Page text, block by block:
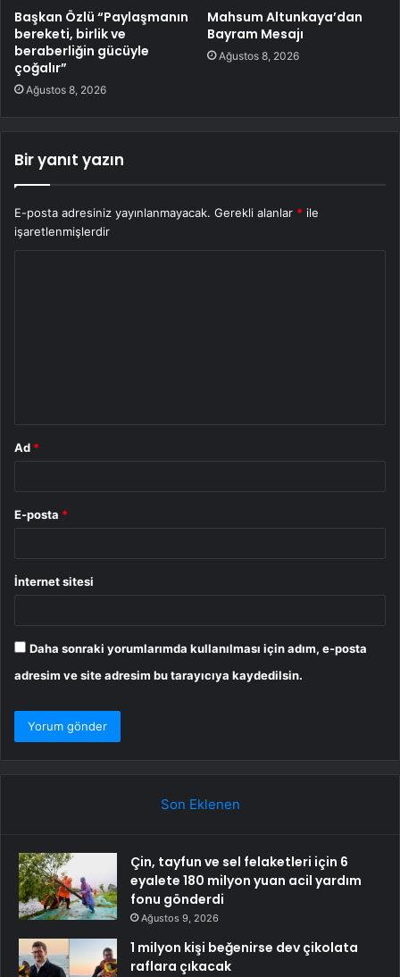
Başkan Özlü “Paylaşmanın
bereketi, birlik ve
beraberliğin gücüyle
çoğalır”
Ağustos 8, 2026
Mahsum Altunkaya’dan
Bayram Mesajı
Ağustos 8, 2026
Bir yanıt yazın
E-posta adresiniz yayınlanmayacak. Gerekli alanlar * ile
işaretlenmişlerdir
Ad *
E-posta *
İnternet sitesi
Daha sonraki yorumlarımda kullanılması için adım, e-posta
adresim ve site adresim bu tarayıcıya kaydedilsin.
Son Eklenen
Çin, tayfun ve sel felaketleri için 6
eyalete 180 milyon yuan acil yardım
fonu gönderdi
Ağustos 9, 2026
1 milyon kişi beğenirse dev çikolata
raflara çıkacak